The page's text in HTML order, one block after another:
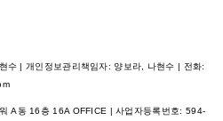
수 | 개인정보관리책임자: 양보라, 나현수 | 전화:
A동 16층 16A OFFICE | 사업자등록번호: 594-